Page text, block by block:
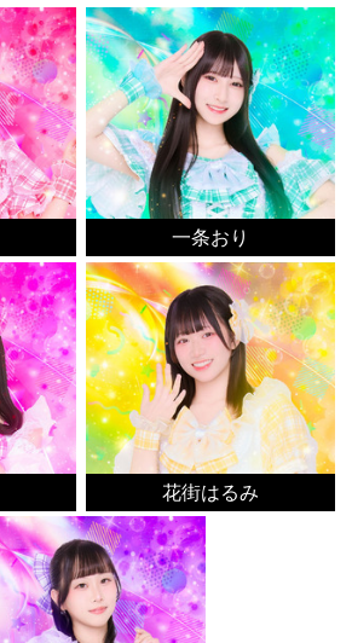
一条おり
花街はるみ